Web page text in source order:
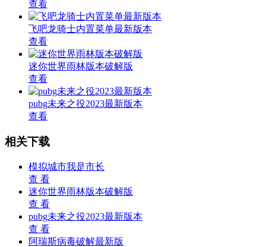
查看
飞吧龙骑士内置菜单最新版本
查看
迷你世界雨林版本破解版
查看
pubg未来之役2023最新版本
查看
相关下载
模拟城市我是市长
查 看
迷你世界雨林版本破解版
查 看
pubg未来之役2023最新版本
查 看
阿瑞斯病毒破解最新版